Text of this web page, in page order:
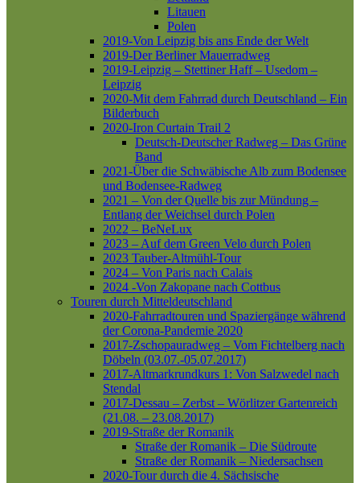
Litauen
Polen
2019-Von Leipzig bis ans Ende der Welt
2019-Der Berliner Mauerradweg
2019-Leipzig – Stettiner Haff – Usedom –
Leipzig
2020-Mit dem Fahrrad durch Deutschland – Ein
Bilderbuch
2020-Iron Curtain Trail 2
Deutsch-Deutscher Radweg – Das Grüne
Band
2021-Über die Schwäbische Alb zum Bodensee
und Bodensee-Radweg
2021 – Von der Quelle bis zur Mündung –
Entlang der Weichsel durch Polen
2022 – BeNeLux
2023 – Auf dem Green Velo durch Polen
2023 Tauber-Altmühl-Tour
2024 – Von Paris nach Calais
2024 -Von Zakopane nach Cottbus
Touren durch Mitteldeutschland
2020-Fahrradtouren und Spaziergänge während
der Corona-Pandemie 2020
2017-Zschopauradweg – Vom Fichtelberg nach
Döbeln (03.07.-05.07.2017)
2017-Altmarkrundkurs 1: Von Salzwedel nach
Stendal
2017-Dessau – Zerbst – Wörlitzer Gartenreich
(21.08. – 23.08.2017)
2019-Straße der Romanik
Straße der Romanik – Die Südroute
Straße der Romanik – Niedersachsen
2020-Tour durch die 4. Sächsische